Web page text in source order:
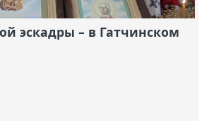
эскадры – в Гатчинском